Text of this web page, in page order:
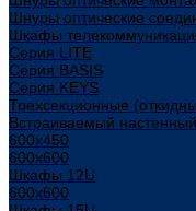
Шнуры оптические
Шкафы
Cерия LITE
Cерия BASIS
Cерия KEYS
Трехсекционные
Встраиваемый
600x450
600x600
Шкафы 12U
600x600